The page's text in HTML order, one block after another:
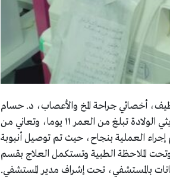
أخصائي جراحة المخ والأعصاب، د. حسام
فايز إستشاري التخدير ومدير العناية المركزة، بإجراء عملية جراحية عاجلة متقدمة لطفلة حديثي الولادة تبلغ من العمر ١١ يوما، وتعاني من
العملية بنجاح، حيث تم توصيل أنبوبة
الملاحظة الطبية وتستكمل العلاج بقسم
بالمستشفي، تحت إشراف مدير المستشفي.